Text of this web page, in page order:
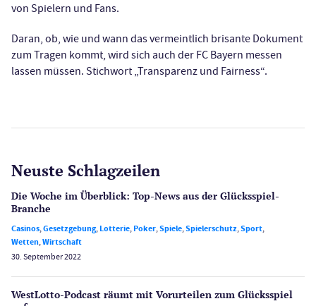
von Spielern und Fans.
Daran, ob, wie und wann das vermeintlich brisante Dokument
zum Tragen kommt, wird sich auch der FC Bayern messen
lassen müssen. Stichwort „Transparenz und Fairness“.
Neuste Schlagzeilen
Die Woche im Überblick: Top-News aus der Glücksspiel-
Branche
Casinos,Gesetzgebung,Lotterie,Poker,Spiele,Spielerschutz,Sport,
Wetten,Wirtschaft
30. September 2022
WestLotto-Podcast räumt mit Vorurteilen zum Glücksspiel